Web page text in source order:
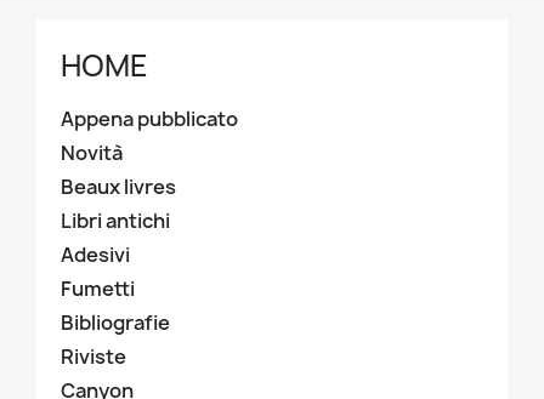
HOME
Appena pubblicato
Novità
Beaux livres
Libri antichi
Adesivi
Fumetti
Bibliografie
Riviste
Canyon